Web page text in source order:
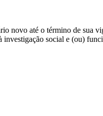
novo até o término de sua
social e (ou)